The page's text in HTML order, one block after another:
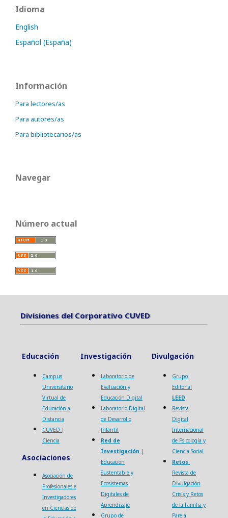
Idioma
English
Español (España)
Información
Para lectores/as
Para autores/as
Para bibliotecarios/as
Navegar
Número actual
Divisiones del Corporativo CUVED
Divisiones del Corporativo CUVED
Educación Investigación Divulgación
Campus
Universitario
Virtual de
Educación a
Distancia
CUVED |
Ciencia
Asociaciones
Asociación de
Profesionales e
Investigadores
en Ciencias de
Laboratorio de
Evaluación y
Educación Digital
Laboratorio Digital
de Desarrollo
Infantil
Red de
Investigación |
Educación
Sustentable y
Ecosistemas
Digitales de
Aprendizaje
Grupo de
Grupo
Editorial
LEED
Revista
Digital
Internacional
de Psicología y
Ciencia Social
Retos.
Revista de
Divulgación
Crisis y Retos
de la Familia y
Pareja